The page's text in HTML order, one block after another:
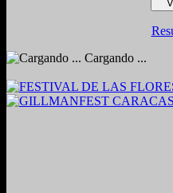
Cargando ...